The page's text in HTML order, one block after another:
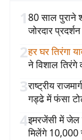
180 साल पुराने
जोरदार प्रदर्शन
2हर घर तिरंगा
ने विशाल तिरंगे
3राष्ट्रीय
गड्ढे में फंसा
4इमरजेंसी में जेल
मिलेंगे 10,000